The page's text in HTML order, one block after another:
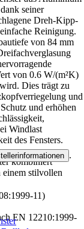
11)
EN 12210:1999-
seiner
Dreh-Kipp-
Reinigung.
von 84 mm
von 0.6 W/(m²K)
Dies trägt zu
und
und erhöhen
Windlast
des Fensters.
kombiniert
stilvollen
.